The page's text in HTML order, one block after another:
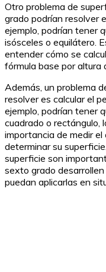
Otro problema de
grado podrían resolver
ejemplo, podrían tener
isósceles o equilátero.
entender cómo se
fórmula base por altura
Además, un problema
resolver es calcular el
ejemplo, podrían tener
cuadrado o rectángulo,
importancia de medir
determinar su
superficie son
sexto grado
puedan aplicarlas en